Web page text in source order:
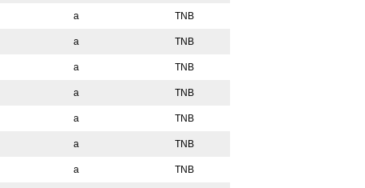
a TNB
a TNB
a TNB
a TNB
a TNB
a TNB
a TNB